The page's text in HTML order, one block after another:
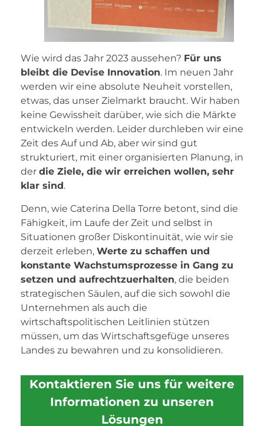
Wie wird das Jahr 2023 aussehen? Für uns
bleibt die Devise Innovation. Im neuen Jahr
werden wir eine absolute Neuheit vorstellen,
etwas, das unser Zielmarkt braucht. Wir haben
keine Gewissheit darüber, wie sich die Märkte
entwickeln werden. Leider durchleben wir eine
Zeit des Auf und Ab, aber wir sind gut
strukturiert, mit einer organisierten Planung, in
der die Ziele, die wir erreichen wollen, sehr
klar sind .
Denn, wie Caterina Della Torre betont, sind die
Fähigkeit, im Laufe der Zeit und selbst in
Situationen großer Diskontinuität, wie wir sie
derzeit erleben, Werte zu schaffen und
konstante Wachstumsprozesse in Gang zu
setzen und aufrechtzuerhalten, die beiden
strategischen Säulen, auf die sich sowohl die
Unternehmen als auch die
wirtschaftspolitischen Leitlinien stützen
müssen, um das Wirtschaftsgefüge unseres
Landes zu bewahren und zu konsolidieren.
Kontaktieren Sie uns für weitere
Informationen zu unseren
Lösungen